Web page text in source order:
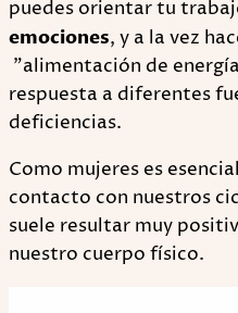
puedes orientar tu
emociones, y a la vez
"alimentación de
respuesta a diferentes
deficiencias.
Como mujeres es
contacto con nuestros
suele resultar muy
nuestro cuerpo físico.